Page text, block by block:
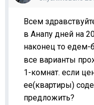
Всем
в Анапу дней на
наконец то едем-
все варианты
1-комнат. если
ее(квартиры)
предложить?